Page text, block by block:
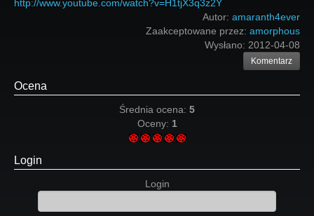
Więcej
http://www.youtube.com/watch?v=H1tjX3q3z2Y
Autor: amaranth4ever
Zaakceptowane przez: amorphous
Wysłano: 2012-04-08
Komentarz
Ocena
Średnia ocena: 5
Oceny: 1
Login
Login